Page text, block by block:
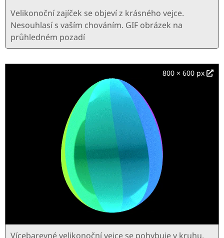
Velikonoční zajíček se objeví z krásného vejce.
Nesouhlasí s vaším chováním. GIF obrázek na
průhledném pozadí
800 × 600 px
Vícebarevné velikonoční vejce se pohybuje v kruhu.